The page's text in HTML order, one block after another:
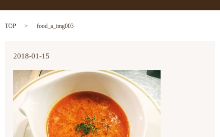
TOP food_a_img003
2018-01-15